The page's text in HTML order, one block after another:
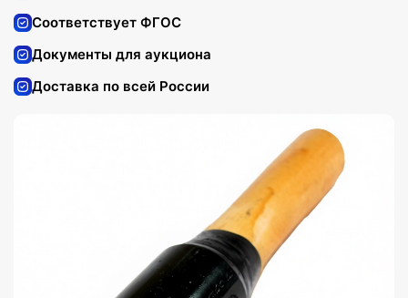
Соответствует ФГОС
Документы для аукциона
Доставка по всей России